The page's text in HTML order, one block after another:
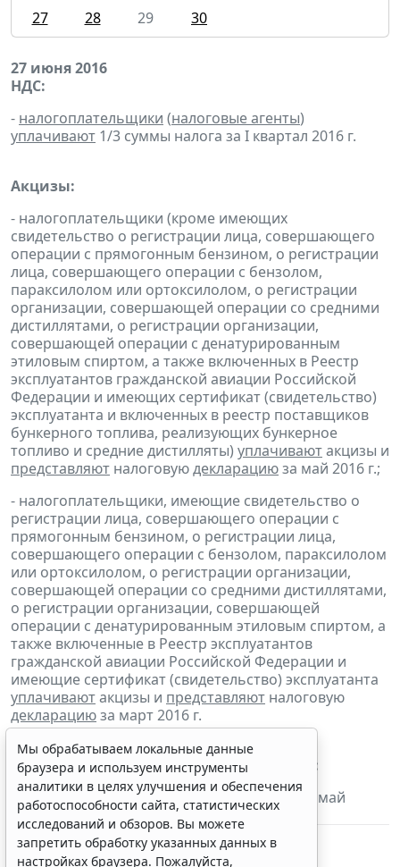
27
28 29 30
27 июня 2016
НДС:
- налогоплательщики (налоговые агенты)
уплачивают 1/3 суммы налога за I квартал 2016 г.
Акцизы:
- налогоплательщики (кроме имеющих
свидетельство о регистрации лица, совершающего
операции с прямогонным бензином, о регистрации
лица, совершающего операции с бензолом,
параксилолом или ортоксилолом, о регистрации
организации, совершающей операции со средними
дистиллятами, о регистрации организации,
совершающей операции с денатурированным
этиловым спиртом, а также включенных в Реестр
эксплуатантов гражданской авиации Российской
Федерации и имеющих сертификат (свидетельство)
эксплуатанта и включенных в реестр поставщиков
бункерного топлива, реализующих бункерное
топливо и средние дистилляты) уплачиваютакцизы и
представляют налоговуюдекларациюза май 2016 г.;
- налогоплательщики, имеющие свидетельство о
регистрации лица, совершающего операции с
прямогонным бензином, о регистрации лица,
совершающего операции с бензолом, параксилолом
или ортоксилолом, о регистрации организации,
совершающей операции со средними дистиллятами,
о регистрации организации, совершающей
операции с денатурированным этиловым спиртом, а
также включенные в Реестр эксплуатантов
гражданской авиации Российской Федерации и
имеющие сертификат (свидетельство) эксплуатанта
уплачиваютакцизы и представляют налоговую
декларациюза март 2016 г.
Налог на добычу полезных ископаемых:
- налогоплательщикиуплачиваютналог за май
2016 г.
Мы обрабатываем локальные данные
браузера и используем инструменты
аналитики в целях улучшения и обеспечения
работоспособности сайта, статистических
исследований и обзоров. Вы можете
запретить обработку указанных данных в
настройках браузера. Пожалуйста,